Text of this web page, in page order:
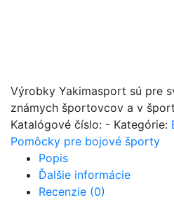
Výrobky Yakimasport sú pre
známych športovcov a v
Katalógové číslo: - Kategórie:
Pomôcky pre bojové športy
Popis
Ďalšie informácie
Recenzie (0)